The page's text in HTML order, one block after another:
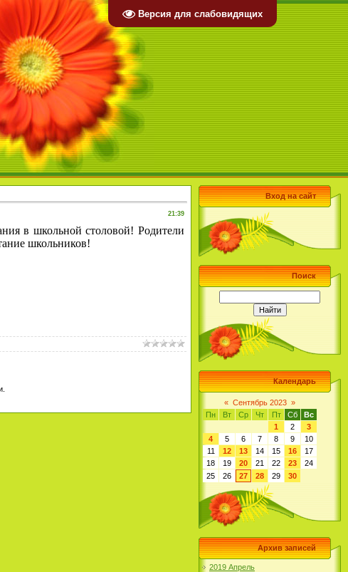
Версия для слабовидящих
21:39
в школьной столовой! Родители
школьников!
Вход на сайт
Поиск
Календарь
« Сентябрь 2023 »
Пн
Вт Ср Чт Пт Сб
Вс
1
2
3
4
5 6 7 8 9
10
11
12 13 14 15 16
17
18
19 20 21 22 23
24
25
26 27 28 29 30
Архив записей
2019 Апрель